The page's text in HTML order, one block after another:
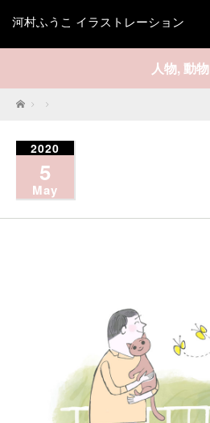
河村ふうこ イラストレーション
人物, 動物
Home
2020
5
May